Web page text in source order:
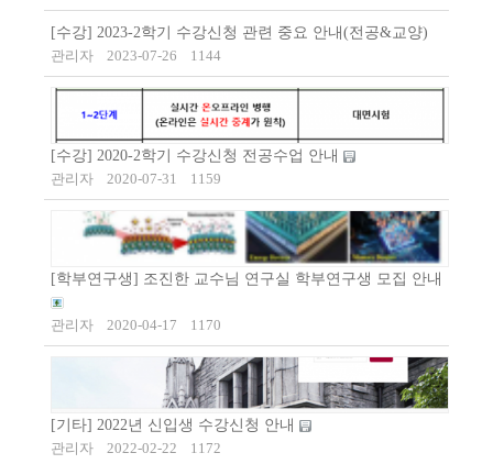
[수강] 2023-2학기 수강신청 관련 중요 안내(전공&교양)
관리자
2023-07-26 1144
[수강] 2020-2학기 수강신청 전공수업 안내
관리자
2020-07-31 1159
[학부연구생] 조진한 교수님 연구실 학부연구생 모집 안내
관리자 2020-04-17 1170
[기타] 2022년 신입생 수강신청 안내
관리자
2022-02-22 1172